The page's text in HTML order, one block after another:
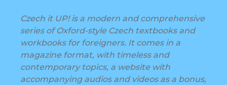
Czech it UP! is a modern and comprehensive
series of Oxford-style Czech textbooks and
workbooks for foreigners. It comes in a
magazine format, with timeless and
contemporary topics, a website with
accompanying audios and videos as a bonus,